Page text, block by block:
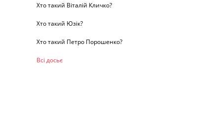
Хто такий Віталій Кличко?
Хто такий Юзік?
Хто такий Петро Порошенко?
Всі досьє